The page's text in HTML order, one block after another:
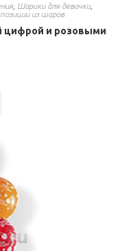
, Шарики для девочки,
из шаров
цифрой и розовыми